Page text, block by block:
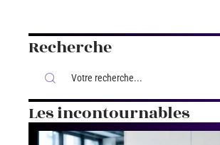
Recherche
Les incontournables